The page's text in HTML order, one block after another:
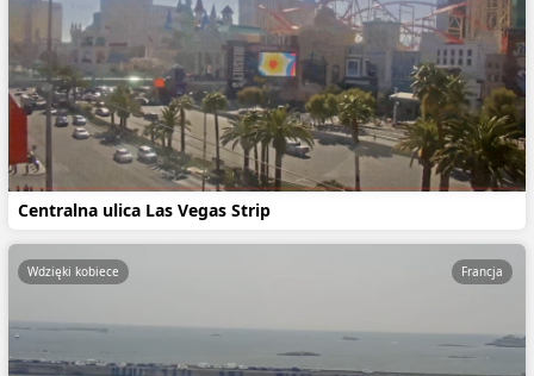
Centralna ulica Las Vegas Strip
Wdzięki kobiece Francja